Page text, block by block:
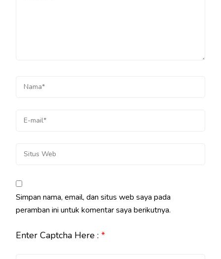
Simpan nama, email, dan situs web saya pada
peramban ini untuk komentar saya berikutnya.
Enter Captcha Here : *